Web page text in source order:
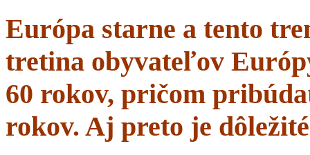
Európa starne a tento
tretina obyvateľov
60 rokov, pričom
rokov. Aj preto je